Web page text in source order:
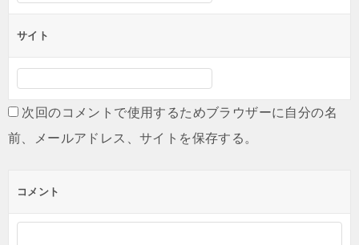
サイト
次回のコメントで使用するためブラウザーに自分の名
前、メールアドレス、サイトを保存する。
コメント